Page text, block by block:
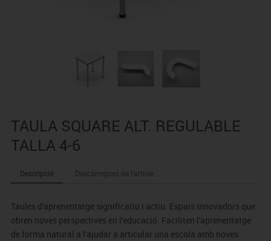
TAULA SQUARE ALT. REGULABLE
TALLA 4-6
Descripció Descàrregues de l'article
Taules d'aprenentatge significatiu i actiu. Espais innovadors que
obren noves perspectives en l'educació. Faciliten l'aprenentatge
de forma natural a l'ajudar a articular una escola amb noves